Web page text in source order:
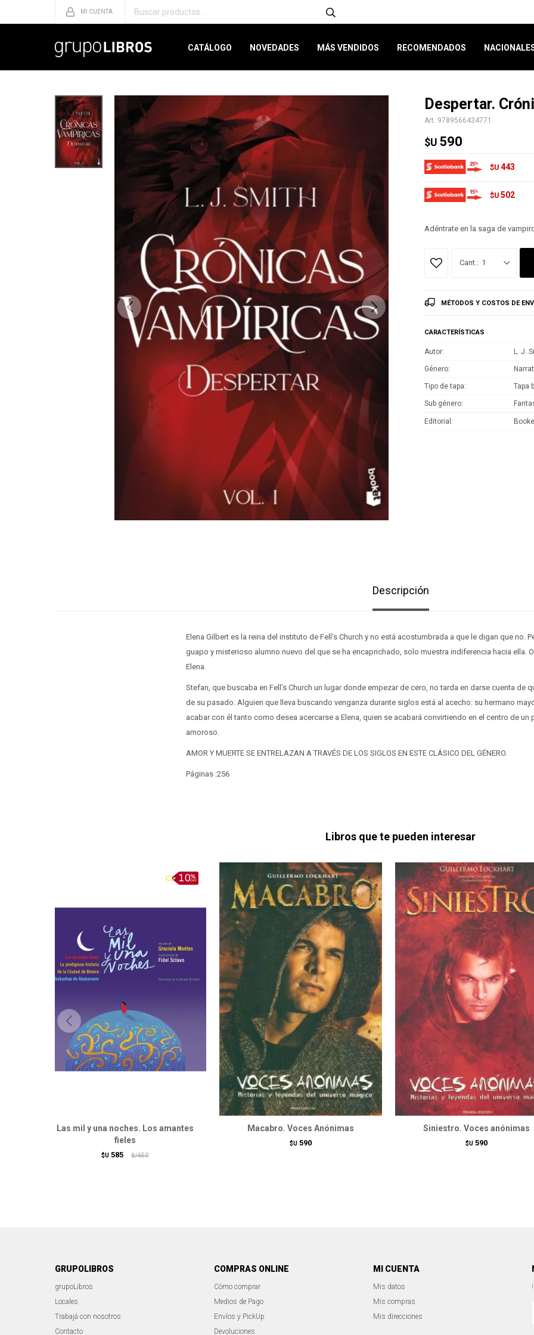
CATÁLOGO NOVEDADES MÁS VENDIDOS RECOMENDADOS
Despertar.
9789566434771
$U 590
$U 443
$U 502
Adéntrate en la saga de
1
MÉTODOS Y COSTOS DE
CARACTERÍSTICAS
Autor L. J.
Género
Tipo de tapa Tapa
Sub género
Editorial
Descripción
Elena Gilbert es la reina del instituto de Fell’s Church y no está acostumbrada a que le digan que no.
guapo y misterioso alumno nuevo del que se ha encaprichado, solo muestra indiferencia hacia ella.
Elena.
Stefan, que buscaba en Fell’s Church un lugar donde empezar de cero, no tarda en darse cuenta de
de su pasado. Alguien que lleva buscando venganza durante siglos está al acecho: su hermano
acabar con él tanto como desea acercarse a Elena, quien se acabará convirtiendo en el centro de un
amoroso.
AMOR Y MUERTE SE ENTRELAZAN A TRAVÉS DE LOS SIGLOS EN ESTE CLÁSICO DEL GÉNERO.
Páginas :256
Libros que te pueden interesar
Las mil y una noches. Los amantes
fieles
$U 585 $U 650
Macabro. Voces Anónimas
$U 590
Siniestro. Voces anónimas
$U 590
GRUPOLIBROS
grupoLibros
Locales
Trabajá con nosotros
Contacto
COMPRAS ONLINE
Cómo comprar
Medios de Pago
Envíos y PickUp
Devoluciones
MI CUENTA
Mis datos
Mis compras
Mis direcciones